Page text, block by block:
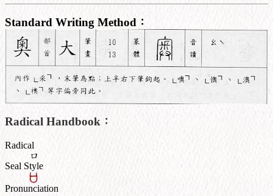
Standard Writing Method：
Radical Handbook：
Radical
口
Seal Style
Pronunciation